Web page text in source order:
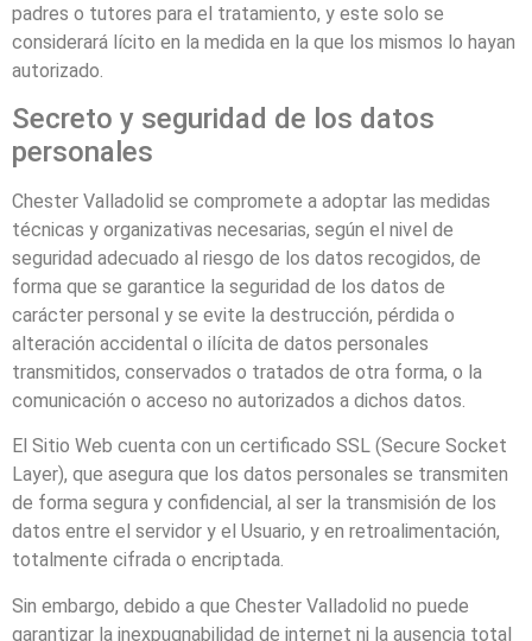
padres o tutores para el tratamiento, y este solo se
considerará lícito en la medida en la que los mismos lo hayan
autorizado.
Secreto y seguridad de los datos
personales
Chester Valladolid se compromete a adoptar las medidas
técnicas y organizativas necesarias, según el nivel de
seguridad adecuado al riesgo de los datos recogidos, de
forma que se garantice la seguridad de los datos de
carácter personal y se evite la destrucción, pérdida o
alteración accidental o ilícita de datos personales
transmitidos, conservados o tratados de otra forma, o la
comunicación o acceso no autorizados a dichos datos.
El Sitio Web cuenta con un certificado SSL (Secure Socket
Layer), que asegura que los datos personales se transmiten
de forma segura y confidencial, al ser la transmisión de los
datos entre el servidor y el Usuario, y en retroalimentación,
totalmente cifrada o encriptada.
Sin embargo, debido a que Chester Valladolid no puede
garantizar la inexpugnabilidad de internet ni la ausencia total